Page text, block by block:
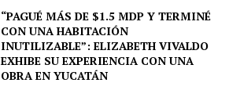
“PAGUÉ MÁS DE $1.5 MDP Y TERMINÉ
CON UNA HABITACIÓN
INUTILIZABLE”: ELIZABETH VIVALDO
EXHIBE SU EXPERIENCIA CON UNA
OBRA EN YUCATÁN